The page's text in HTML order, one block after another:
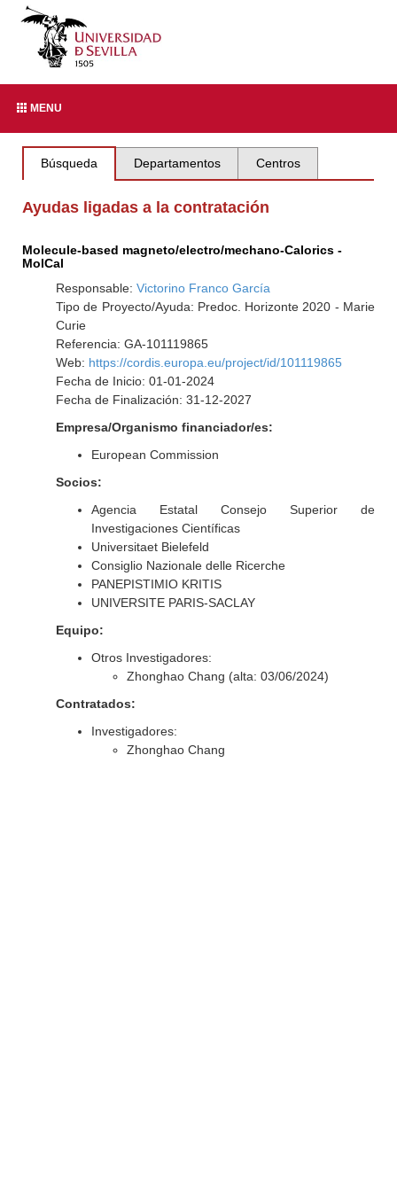
MENU
Búsqueda Departamentos Centros
Ayudas ligadas a la contratación
Molecule-based magneto/electro/mechano-Calorics -
MolCal
Responsable: Victorino Franco García
Tipo de Proyecto/Ayuda: Predoc. Horizonte 2020 - Marie
Curie
Referencia: GA-101119865
Web: https://cordis.europa.eu/project/id/101119865
Fecha de Inicio: 01-01-2024
Fecha de Finalización: 31-12-2027
Empresa/Organismo financiador/es:
European Commission
Socios:
Agencia Estatal Consejo Superior de
Investigaciones Científicas
Universitaet Bielefeld
Consiglio Nazionale delle Ricerche
PANEPISTIMIO KRITIS
UNIVERSITE PARIS-SACLAY
Equipo:
Otros Investigadores:
Zhonghao Chang (alta: 03/06/2024)
Contratados:
Investigadores:
Zhonghao Chang